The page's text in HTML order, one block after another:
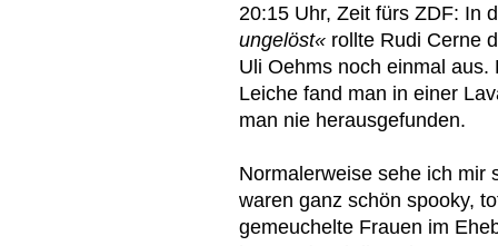
20:15 Uhr, Zeit fürs ZDF: In
ungelöst« rollte Rudi Cerne
Uli Oehms noch einmal
Leiche fand man in einer
man nie herausgefunden.
Normalerweise sehe ich mir
waren ganz schön spooky,
gemeuchelte Frauen im